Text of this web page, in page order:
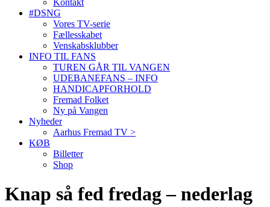
Kontakt
#DSNG
Vores TV-serie
Fællesskabet
Venskabsklubber
INFO TIL FANS
TUREN GÅR TIL VANGEN
UDEBANEFANS – INFO
HANDICAPFORHOLD
Fremad Folket
Ny på Vangen
Nyheder
Aarhus Fremad TV >
KØB
Billetter
Shop
Knap så fed fredag – nederlag